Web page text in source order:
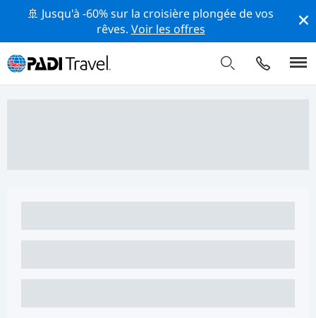
🚢 Jusqu'à -60% sur la croisière plongée de vos
rêves. Voir les offres